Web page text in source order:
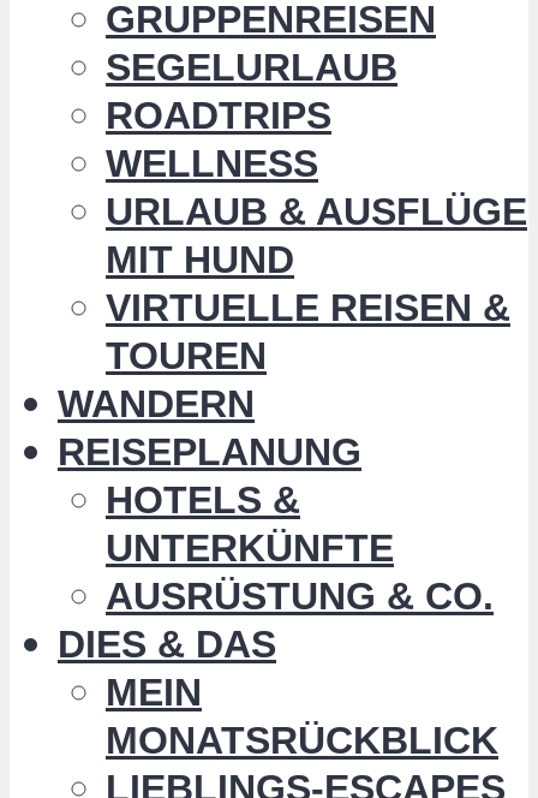
GRUPPENREISEN
SEGELURLAUB
ROADTRIPS
WELLNESS
URLAUB & AUSFLÜGE
MIT HUND
VIRTUELLE REISEN &
TOUREN
WANDERN
REISEPLANUNG
HOTELS &
UNTERKÜNFTE
AUSRÜSTUNG & CO.
DIES & DAS
MEIN
MONATSRÜCKBLICK
LIEBLINGS-ESCAPES